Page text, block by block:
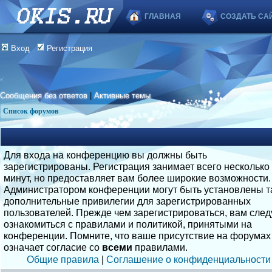
ГЛАВНАЯ СОЗДАТЬ
Вход Регистрация
Сообщения без ответов |Активные темы
Список форумов
Для входа на конференцию вы должны быть
зарегистрированы. Регистрация занимает всего несколько
минут, но предоставляет вам более широкие возможности.
Администратором конференции могут быть установлены
дополнительные привилегии для зарегистрированных
пользователей. Прежде чем зарегистрироваться, вам
ознакомиться с правилами и политикой, принятыми на
конференции. Помните, что ваше присутствие на форумах
означает согласие со всеми правилами.
Общие правила | Соглашение о конфиденциальности